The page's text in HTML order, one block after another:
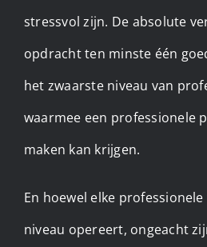
stressvol zijn. De absolute
opdracht ten minste één
het zwaarste niveau van
waarmee een professionele
maken kan krijgen.
En hoewel elke
niveau opereert, ongeacht